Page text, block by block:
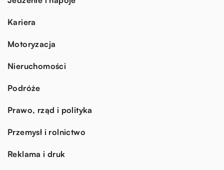
Kariera
Motoryzacja
Nieruchomości
Podróże
Prawo, rząd i polityka
Przemysł i rolnictwo
Reklama i druk